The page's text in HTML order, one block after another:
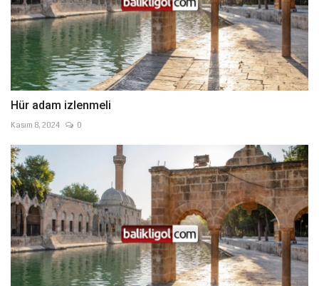
Hür adam izlenmeli
Kasım 8, 2024 0